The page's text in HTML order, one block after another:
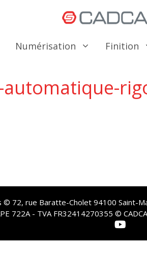
Numérisation Finition
© 72, rue Baratte-Cholet 94100 Saint-
722A - TVA FR32414270355 ©